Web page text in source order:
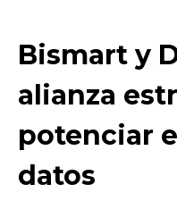
Bismart y
alianza
potenciar
datos